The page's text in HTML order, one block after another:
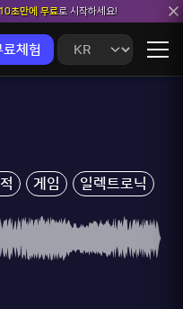
10초만에 무료로 시작하세요!
료체험
게임 일렉트로닉